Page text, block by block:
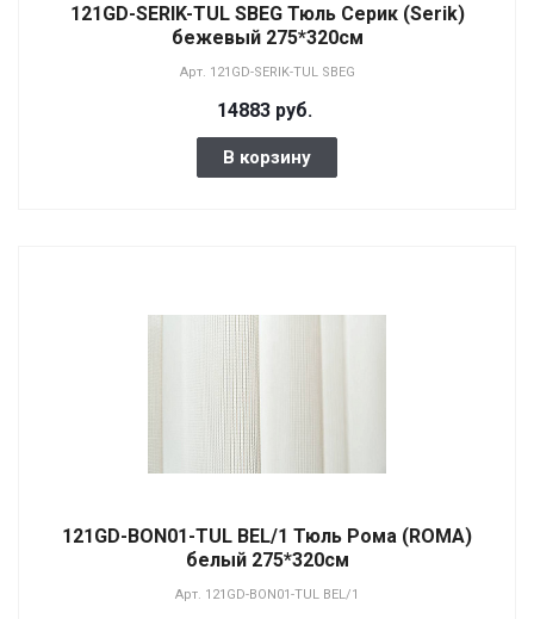
121GD-SERIK-TUL SBEG Тюль Серик (Serik)
бежевый 275*320см
Арт. 121GD-SERIK-TUL SBEG
14883 руб.
В корзину
121GD-BON01-TUL BEL/1 Тюль Рома (ROMA)
белый 275*320см
Арт. 121GD-BON01-TUL BEL/1